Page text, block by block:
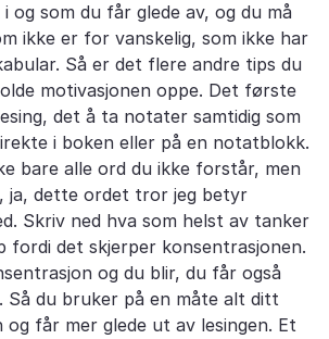
og som du får glede av, og du må
ikke er for vanskelig, som ikke har
Så er det flere andre tips du
motivasjonen oppe. Det første
det å ta notater samtidig som
i boken eller på en notatblokk.
bare alle ord du ikke forstår, men
ja, dette ordet tror jeg betyr
Skriv ned hva som helst av tanker
fordi det skjerper konsentrasjonen.
og du blir, du får også
Så du bruker på en måte alt ditt
får mer glede ut av lesingen. Et